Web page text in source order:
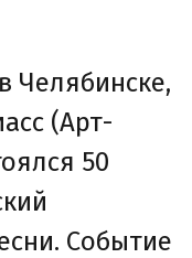
Челябинске,
(Арт-
50
Событие